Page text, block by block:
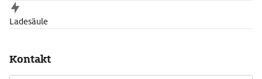
Ladesäule
Kontakt